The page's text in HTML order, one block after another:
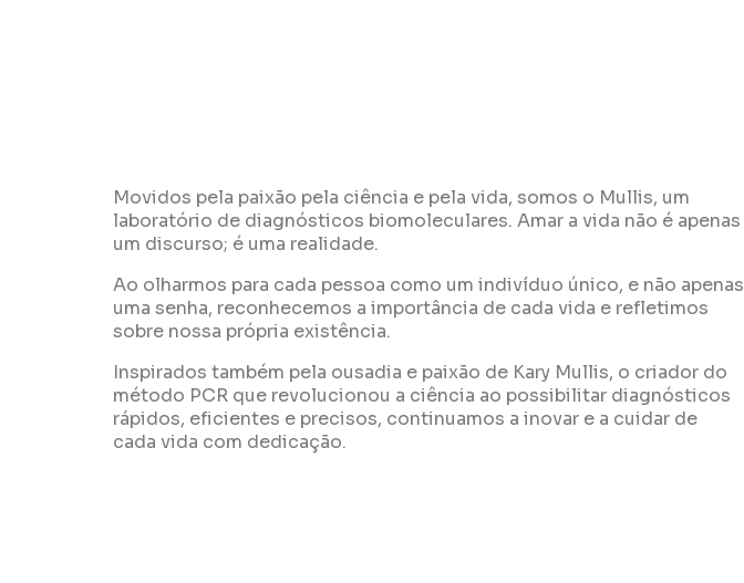
Movidos pela paixão pela ciência e pela vida, somos o Mullis, um
laboratório de diagnósticos biomoleculares. Amar a vida não é apenas
um discurso; é uma realidade.
Ao olharmos para cada pessoa como um indivíduo único, e não apenas
uma senha, reconhecemos a importância de cada vida e refletimos
sobre nossa própria existência.
Inspirados também pela ousadia e paixão de Kary Mullis, o criador do
método PCR que revolucionou a ciência ao possibilitar diagnósticos
rápidos, eficientes e precisos, continuamos a inovar e a cuidar de
cada vida com dedicação.